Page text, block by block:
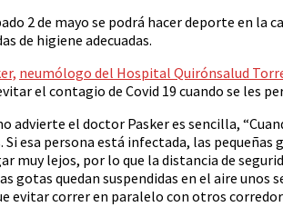
2 de mayo se podrá hacer deporte en
de higiene adecuadas.
neumólogo del Hospital Quirónsalud
el contagio de Covid 19 cuando se les
advierte el doctor Pasker es sencilla,
Si esa persona está infectada, las
muy lejos, por lo que la distancia de
gotas quedan suspendidas en el aire
evitar correr en paralelo con otros